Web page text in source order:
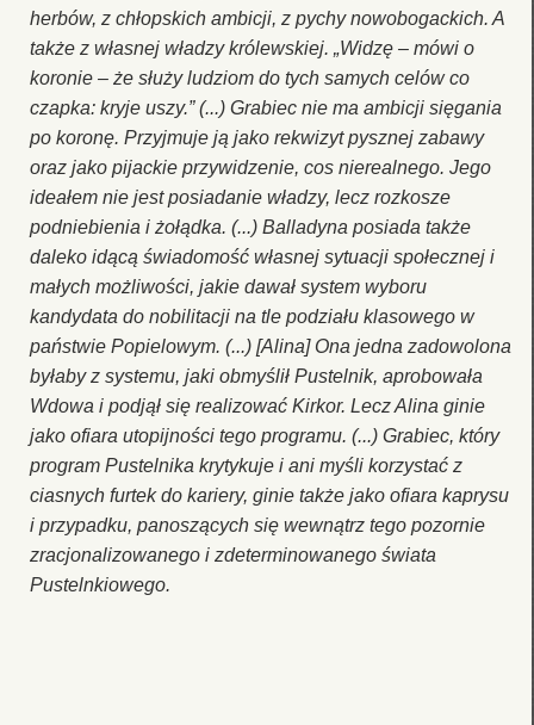
herbów, z chłopskich ambicji, z pychy nowobogackich. A
także z własnej władzy królewskiej. „Widzę – mówi o
koronie – że służy ludziom do tych samych celów co
czapka: kryje uszy.” (...) Grabiec nie ma ambicji sięgania
po koronę. Przyjmuje ją jako rekwizyt pysznej zabawy
oraz jako pijackie przywidzenie, cos nierealnego. Jego
ideałem nie jest posiadanie władzy, lecz rozkosze
podniebienia i żołądka. (...) Balladyna posiada także
daleko idącą świadomość własnej sytuacji społecznej i
małych możliwości, jakie dawał system wyboru
kandydata do nobilitacji na tle podziału klasowego w
państwie Popielowym. (...) [Alina] Ona jedna zadowolona
byłaby z systemu, jaki obmyślił Pustelnik, aprobowała
Wdowa i podjął się realizować Kirkor. Lecz Alina ginie
jako ofiara utopijności tego programu. (...) Grabiec, który
program Pustelnika krytykuje i ani myśli korzystać z
ciasnych furtek do kariery, ginie także jako ofiara kaprysu
i przypadku, panoszących się wewnątrz tego pozornie
zracjonalizowanego i zdeterminowanego świata
Pustelnkiowego.